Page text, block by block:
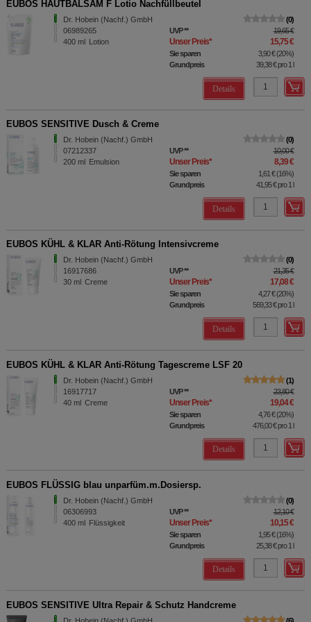
EUBOS HAUTBALSAM F Lotio Nachfüllbeutel
Dr. Hobein (Nachf.) GmbH
06989265
400 ml Lotion
0
UVP** 19,65 €
Unser Preis* 15,75 €
Sie sparen 3,90 €(20%)
Grundpreis
39,38 €pro 1 l
Details
EUBOS SENSITIVE Dusch & Creme
Dr. Hobein (Nachf.) GmbH
07212337
200 ml Emulsion
0
UVP** 10,00 €
Unser Preis* 8,39 €
Sie sparen 1,61 €(16%)
Grundpreis
41,95 €pro 1 l
Details
EUBOS KÜHL & KLAR Anti-Rötung Intensivcreme
Dr. Hobein (Nachf.) GmbH
16917686
30 ml Creme
0
UVP** 21,35 €
Unser Preis* 17,08 €
Sie sparen 4,27 €(20%)
Grundpreis
569,33 €pro 1 l
Details
EUBOS KÜHL & KLAR Anti-Rötung Tagescreme LSF 20
Dr. Hobein (Nachf.) GmbH
16917717
40 ml Creme
1
UVP** 23,80 €
Unser Preis* 19,04 €
Sie sparen 4,76 €(20%)
Grundpreis
476,00 €pro 1 l
Details
EUBOS FLÜSSIG blau unparfüm.m.Dosiersp.
Dr. Hobein (Nachf.) GmbH
06306993
400 ml Flüssigkeit
0
UVP** 12,10 €
Unser Preis* 10,15 €
Sie sparen 1,95 €(16%)
Grundpreis
25,38 €pro 1 l
Details
EUBOS SENSITIVE Ultra Repair & Schutz Handcreme